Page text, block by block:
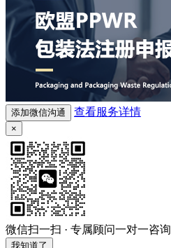
添加微信沟通 查看服务详情
×
微信扫一扫 · 专属顾问一对一咨询
我知道了